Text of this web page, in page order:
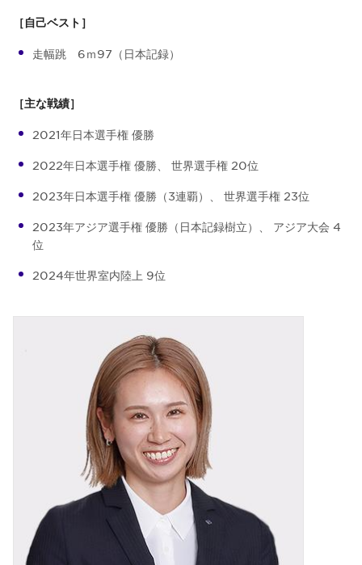
［自己ベスト］
走幅跳 6ｍ97（日本記録）
［主な戦績］
2021年日本選手権 優勝
2022年日本選手権 優勝、 世界選手権 20位
2023年日本選手権 優勝（3連覇）、 世界選手権 23位
2023年アジア選手権 優勝（日本記録樹立）、 アジア大会 4
位
2024年世界室内陸上 9位